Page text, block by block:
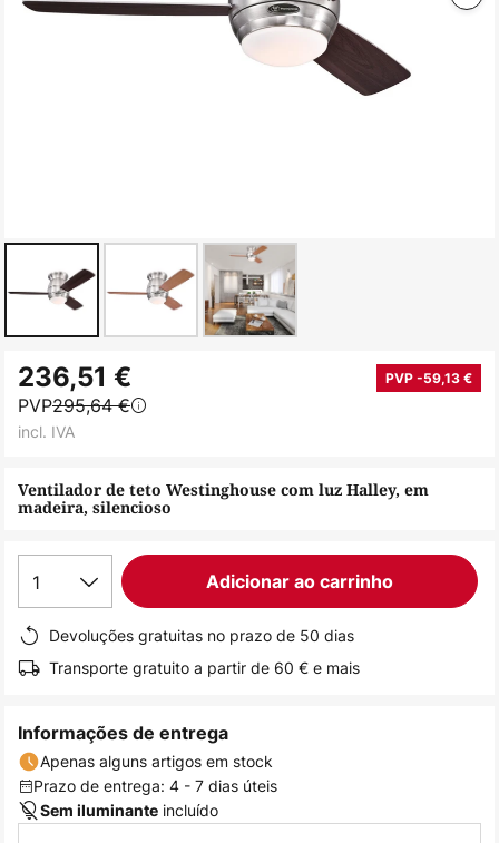
para
início
Galeria
de
imagens
Ventilador de teto Westinghouse com luz Halley, em
madeira, silencioso
236,51 € PVP -59,13 €
PVP295,64 €
incl. IVA
1 Adicionar ao carrinho
Devoluções gratuitas no prazo de 50 dias
Transporte gratuito a partir de 60 € e mais
Informações de entrega
Apenas alguns artigos em stock
Prazo de entrega: 4 - 7 dias úteis
Sem iluminante incluído